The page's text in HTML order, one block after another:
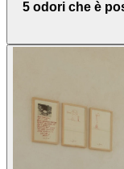
5 odori che è